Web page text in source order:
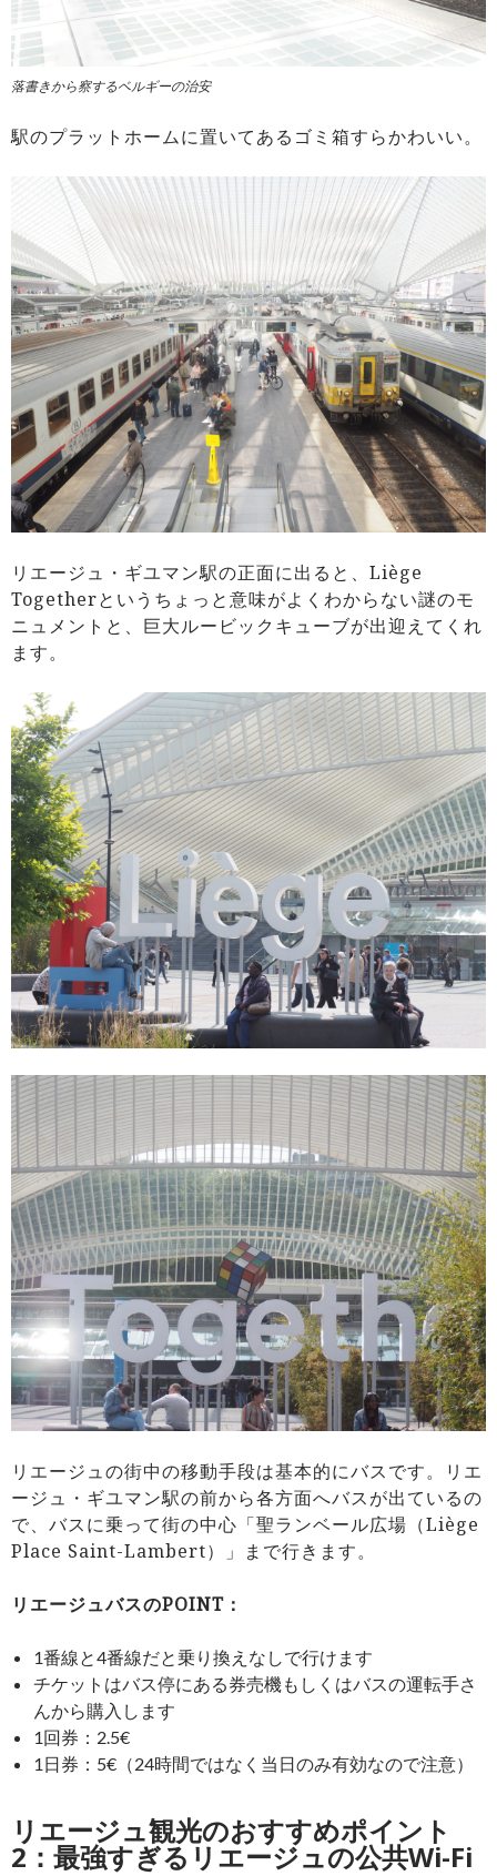
落書きから察するベルギーの治安
駅のプラットホームに置いてあるゴミ箱すらかわいい。
リエージュ・ギユマン駅の正面に出ると、Liège
Togetherというちょっと意味がよくわからない謎のモ
ニュメントと、巨大ルービックキューブが出迎えてくれ
ます。
リエージュの街中の移動手段は基本的にバスです。リエ
ージュ・ギユマン駅の前から各方面へバスが出ているの
で、バスに乗って街の中心「聖ランベール広場（Liège
Place Saint-Lambert）」まで行きます。
リエージュバスのPOINT：
1番線と4番線だと乗り換えなしで行けます
チケットはバス停にある券売機もしくはバスの運転手さ
んから購入します
1回券：2.5€
1日券：5€（24時間ではなく当日のみ有効なので注意）
リエージュ観光のおすすめポイント
2：最強すぎるリエージュの公共Wi-Fi